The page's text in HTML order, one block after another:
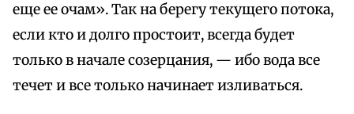
еще ее очам». Так на берегу текущего потока,
если кто и долго простоит, всегда будет
только в начале созерцания, — ибо вода все
течет и все только начинает изливаться.